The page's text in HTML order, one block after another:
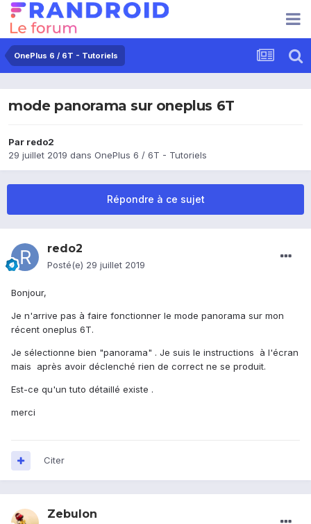
OnePlus 6 / 6T - Tutoriels
mode panorama sur oneplus 6T
Par redo2
29 juillet 2019 dans OnePlus 6 / 6T - Tutoriels
Répondre à ce sujet
redo2
Posté(e) 29 juillet 2019
Bonjour,
Je n'arrive pas à faire fonctionner le mode panorama sur mon
récent oneplus 6T.
Je sélectionne bien "panorama" . Je suis le instructions à l'écran
mais après avoir déclenché rien de correct ne se produit.
Est-ce qu'un tuto détaillé existe .
merci
Citer
Zebulon